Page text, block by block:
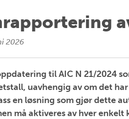
2026
til AIC N 21/2024
uavhengig av om det
en løsning som gjør dette
må aktiveres av hver enkelt